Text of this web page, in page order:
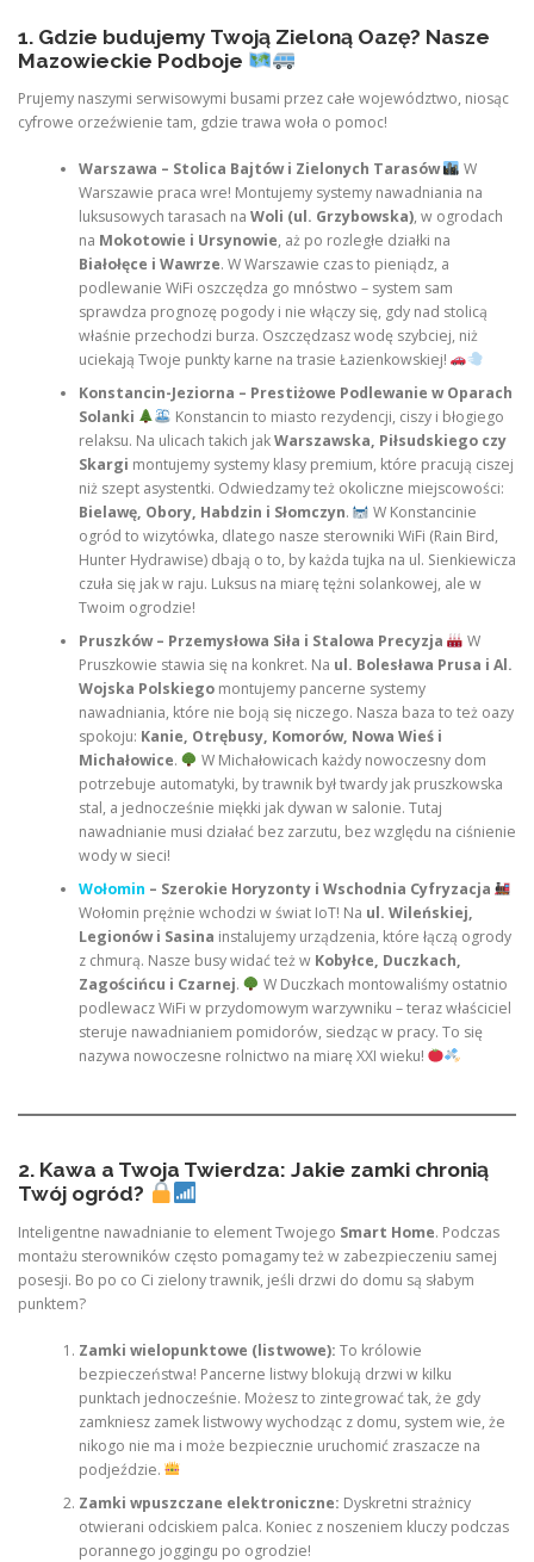
1. Gdzie budujemy Twoją Zieloną Oazę? Nasze
Mazowieckie Podboje
Prujemy naszymi serwisowymi busami przez całe województwo, niosąc
cyfrowe orzeźwienie tam, gdzie trawa woła o pomoc!
Warszawa – Stolica Bajtów i Zielonych Tarasów
W
Warszawie praca wre! Montujemy systemy nawadniania na
luksusowych tarasach na Woli (ul. Grzybowska), w ogrodach
na Mokotowie i Ursynowie, aż po rozległe działki na
Białołęce i Wawrze. W Warszawie czas to pieniądz, a
podlewanie WiFi oszczędza go mnóstwo – system sam
sprawdza prognozę pogody i nie włączy się, gdy nad stolicą
właśnie przechodzi burza. Oszczędzasz wodę szybciej, niż
uciekają Twoje punkty karne na trasie Łazienkowskiej!
Konstancin-Jeziorna – Prestiżowe Podlewanie w Oparach
Solanki
Konstancin to miasto rezydencji, ciszy i błogiego
relaksu. Na ulicach takich jakWarszawska, Piłsudskiego czy
Skargi montujemy systemy klasy premium, które pracują ciszej
niż szept asystentki. Odwiedzamy też okoliczne miejscowości:
Bielawę, Obory, Habdzin i Słomczyn.
W Konstancinie
ogród to wizytówka, dlatego nasze sterowniki WiFi (Rain Bird,
Hunter Hydrawise) dbają o to, by każda tujka na ul. Sienkiewicza
czuła się jak w raju. Luksus na miarę tężni solankowej, ale w
Twoim ogrodzie!
Pruszków – Przemysłowa Siła i Stalowa Precyzja
W
Pruszkowie stawia się na konkret. Na ul. Bolesława Prusa i Al.
Wojska Polskiegomontujemy pancerne systemy
nawadniania, które nie boją się niczego. Nasza baza to też oazy
spokoju: Kanie, Otrębusy, Komorów, Nowa Wieś i
Michałowice.
W Michałowicach każdy nowoczesny dom
potrzebuje automatyki, by trawnik był twardy jak pruszkowska
stal, a jednocześnie miękki jak dywan w salonie. Tutaj
nawadnianie musi działać bez zarzutu, bez względu na ciśnienie
wody w sieci!
Wołomin – Szerokie Horyzonty i Wschodnia Cyfryzacja
Wołomin prężnie wchodzi w świat IoT! Na ul. Wileńskiej,
Legionów i Sasina instalujemy urządzenia, które łączą ogrody
z chmurą. Nasze busy widać też w Kobyłce, Duczkach,
Zagościńcu i Czarnej.
W Duczkach montowaliśmy ostatnio
podlewacz WiFi w przydomowym warzywniku – teraz właściciel
steruje nawadnianiem pomidorów, siedząc w pracy. To się
nazywa nowoczesne rolnictwo na miarę XXI wieku!
2. Kawa a Twoja Twierdza: Jakie zamki chronią
Twój ogród?
Inteligentne nawadnianie to element Twojego Smart Home. Podczas
montażu sterowników często pomagamy też w zabezpieczeniu samej
posesji. Bo po co Ci zielony trawnik, jeśli drzwi do domu są słabym
punktem?
Zamki wielopunktowe (listwowe): To królowie
bezpieczeństwa! Pancerne listwy blokują drzwi w kilku
punktach jednocześnie. Możesz to zintegrować tak, że gdy
zamkniesz zamek listwowy wychodząc z domu, system wie, że
nikogo nie ma i może bezpiecznie uruchomić zraszacze na
podjeździe.
Zamki wpuszczane elektroniczne: Dyskretni strażnicy
otwierani odciskiem palca. Koniec z noszeniem kluczy podczas
porannego joggingu po ogrodzie!